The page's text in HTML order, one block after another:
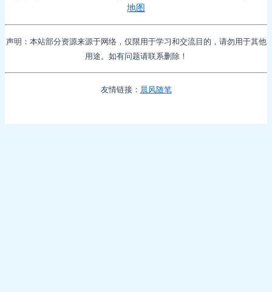
地图
声明：本站部分资源来源于网络，仅限用于学习和交流目的，请勿用于其他
用途。如有问题请联系删除！
友情链接： 晨风随笔